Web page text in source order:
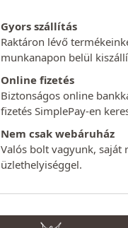
Gyors szállítás
Raktáron lévő
munkanapon belül
Online fizetés
Biztonságos online
fizetés SimplePay-en
Nem csak webáruház
Valós bolt vagyunk, saját
üzlethelyiséggel.